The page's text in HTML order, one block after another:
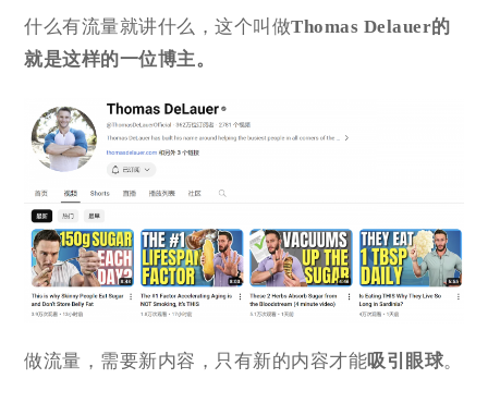
什么有流量就讲什么，这个叫做Thomas Delauer的
就是这样的一位博主。
做流量，需要新内容，只有新的内容才能吸引眼球。